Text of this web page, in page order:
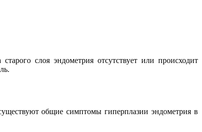
слоя эндометрия отсутствует или происходит
общие симптомы гиперплазии эндометрия в